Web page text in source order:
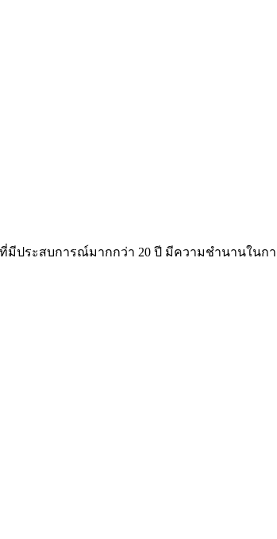
มีประสบการณ์มากกว่า 20 ปี มีความชำนานใน